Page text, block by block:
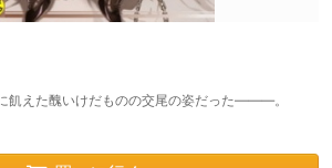
飢えた醜いけだものの交尾の姿だった―――。